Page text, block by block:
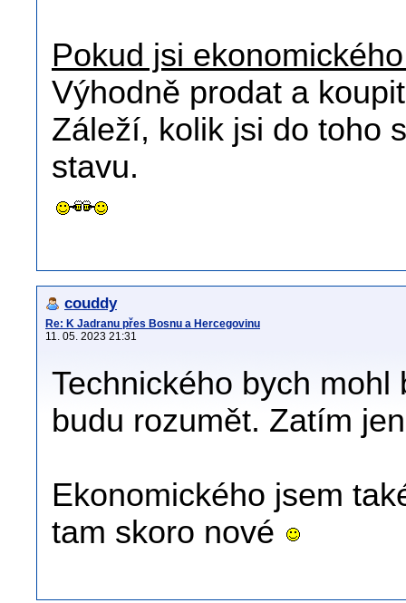
Pokud jsi
Výhodně prodat a
Záleží, kolik jsi do toho
stavu.
couddy
Re: K Jadranu přes Bosnu a Hercegovinu
11. 05. 2023 21:31
Technického bych
budu rozumět. Zatím
Ekonomického jsem
tam skoro nové